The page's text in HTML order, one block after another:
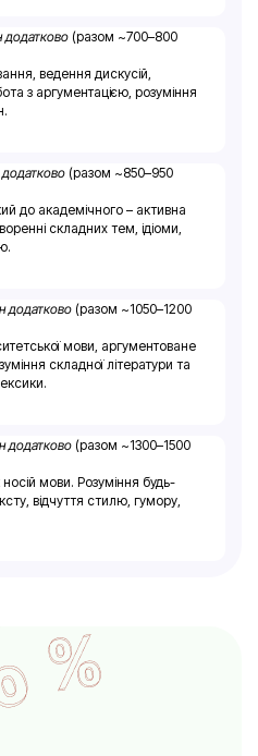
додатково(разом ~700–800
ведення дискусій,
з аргументацією, розуміння
додатково(разом ~850–950
до академічного – активна
складних тем, ідіоми,
додатково(разом ~1050–1200
мови, аргументоване
складної літератури та
додатково(разом ~1300–1500
мови. Розуміння будь-
відчуття стилю, гумору,